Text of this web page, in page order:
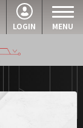
MENU
LOGIN